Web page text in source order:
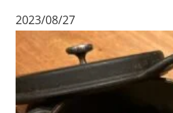
2023/08/27